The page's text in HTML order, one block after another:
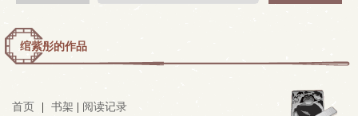
绾紫彤的作品
首页 书架 阅读记录